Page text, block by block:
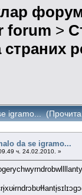
forum >
страних
igramo...
da se igramo...
ч. 24.02.2010. »